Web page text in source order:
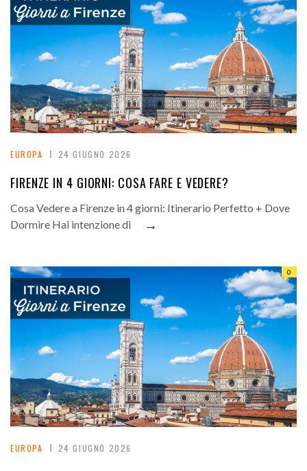
EUROPA 24 GIUGNO 2026
FIRENZE IN 4 GIORNI: COSA FARE E VEDERE?
Cosa Vedere a Firenze in 4 giorni: Itinerario Perfetto + Dove
Dormire Hai intenzione di
→
EUROPA 24 GIUGNO 2026
0